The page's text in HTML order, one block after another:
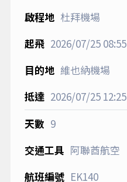
杜拜機場
2026/07/2508:55
維也納機場
2026/07/2512:25
9
阿聯酋航空
EK140